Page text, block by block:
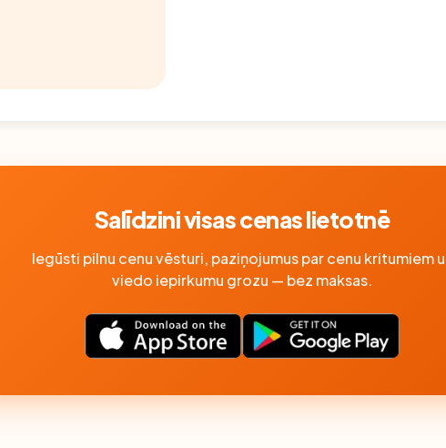
Salīdzini visas cenas lietotnē
Iegūsti pilnu cenu vēsturi, paziņojumus par cenu kritumiem
viedo iepirkumu grozu — bez maksas.